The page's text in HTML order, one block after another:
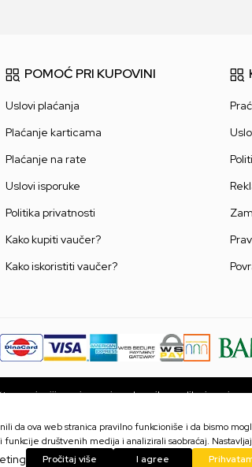
POMOĆ PRI KUPOVINI
Uslovi plaćanja
Plaćanje karticama
Plaćanje na rate
Uslovi isporuke
Politika privatnosti
Kako kupiti vaučer?
Kako iskoristiti vaučer?
precizniji u opisu proizvoda, prikazu slika i samim
na sajtu su deo naše ponude i ne
proveriti pozivom Call centra
©2026 www.games.rs Powered byNB
da ova web stranica pravilno funkcioniše i da bismo
funkcije društvenih medija i analizirali saobraćaj.
Pročitaj više I agree